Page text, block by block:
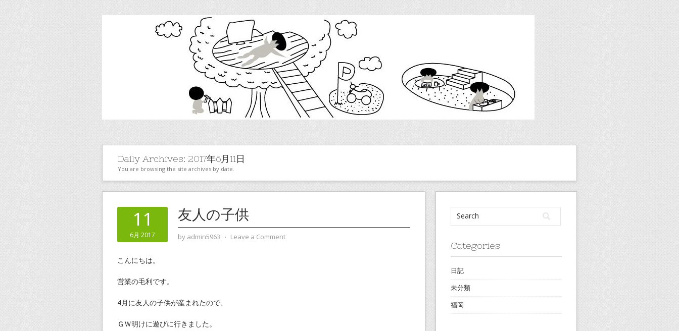
Daily Archives: 2017年6月11日
You are browsing the site archives by date.
11
6月 2017
友人の子供
by admin5963 ⋅ Leave a Comment
こんにちは。
営業の毛利です。
4月に友人の子供が産まれたので、
ＧＷ明けに遊びに行きました。
Categories
日記
未分類
福岡